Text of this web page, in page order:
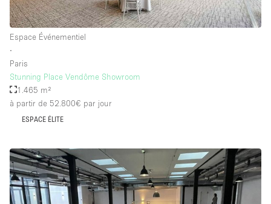
Espace Événementiel
∙
Paris
Stunning Place Vendôme Showroom
1.465 m²
à partir de 52.800€ par jour
ESPACE ÉLITE